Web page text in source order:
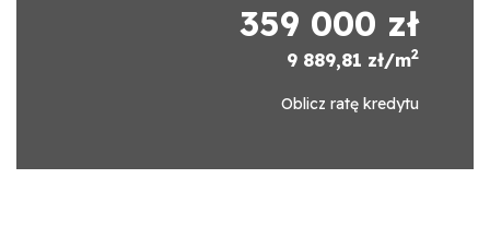
359 000 zł
9 889,81 zł/m2
Oblicz ratę kredytu